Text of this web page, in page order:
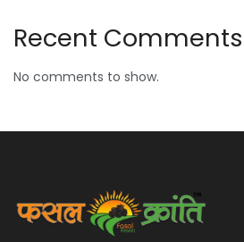
Recent Comments
No comments to show.